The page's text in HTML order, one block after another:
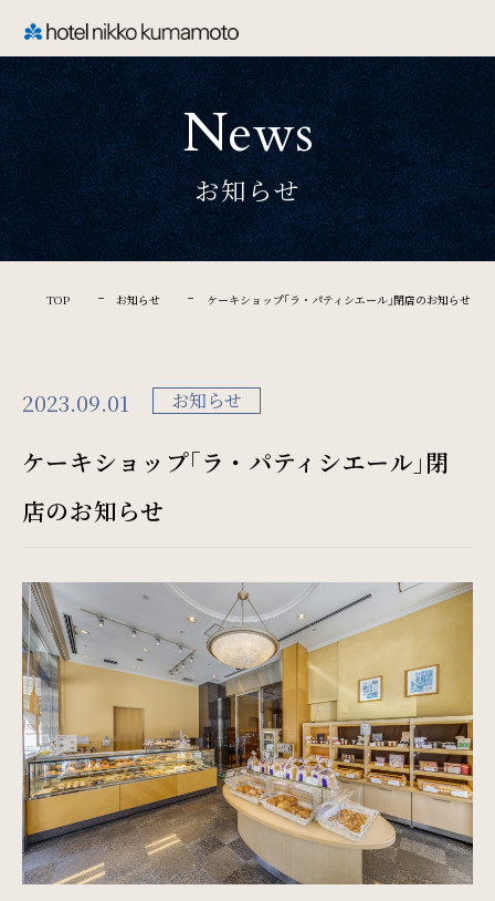
CLOSE
TOP
Welcome
ホテル日航熊本のご案内
ご宿泊
Restaurant & Lounge
レストラン&ラウンジ
Banquet
会議・ご宴会
Wedding
ウエディング
Access
アクセス
News
お知らせ
TOP お知らせ ケーキショップ｢ラ・パティシエール｣閉店のお知らせ
2023.09.01 お知らせ
ケーキショップ｢ラ・パティシエール｣閉
店のお知らせ